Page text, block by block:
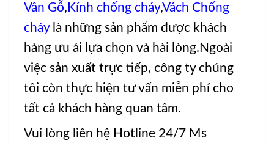
Vân Gỗ, Kính chống cháy,Vách Chống
cháylà những sản phẩm được khách
hàng ưu ái lựa chọn và hài lòng.Ngoài
việc sản xuất trực tiếp, công ty chúng
tôi còn thực hiện tư vấn miễn phí cho
tất cả khách hàng quan tâm.
Vui lòng liên hệ Hotline 24/7 Ms